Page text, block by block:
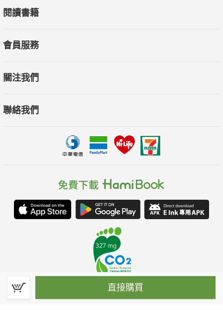
直接購買
閱讀書籍
會員服務
關注我們
聯絡我們